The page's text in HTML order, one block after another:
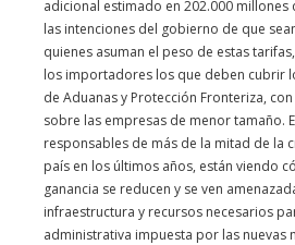
adicional estimado en 202.000 millones
las intenciones del gobierno de que
quienes asuman el peso de estas
los importadores los que deben cubrir
de Aduanas y Protección Fronteriza,
sobre las empresas de menor tamaño.
responsables de más de la mitad de la
país en los últimos años, están viendo
ganancia se reducen y se ven
infraestructura y recursos necesarios
administrativa impuesta por las nuevas